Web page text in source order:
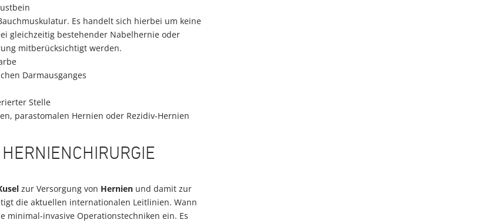
Es handelt sich hierbei um keine
gleichzeitig bestehender Nabelhernie oder
mitberücksichtigt werden.
Darmausganges
Stelle
parastomalen Hernien oder Rezidiv-Hernien
zur Versorgung von Hernien und damit zur
die aktuellen internationalen Leitlinien. Wann
minimal-invasive Operationstechniken ein. Es